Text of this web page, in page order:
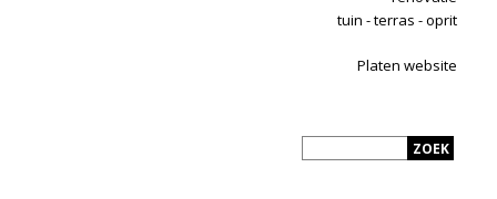
tuin - terras - oprit
Platen website